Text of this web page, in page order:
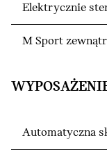
Elektrycznie
M Sport
Automatyczna